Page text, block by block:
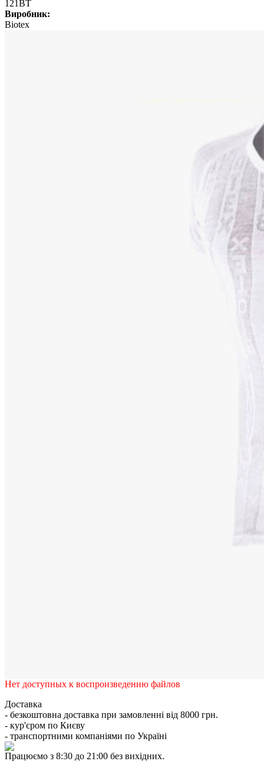
121BT
Виробник:
Biotex
Нет доступных к воспроизведению файлов
Доставка
- безкоштовна доставка при замовленні від 8000 грн.
- кур'єром по Києву
- транспортними компаніями по Україні
Працюємо з 8:30 до 21:00 без вихідних.